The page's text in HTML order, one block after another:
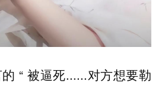
“ 被逼死......对方想要勒